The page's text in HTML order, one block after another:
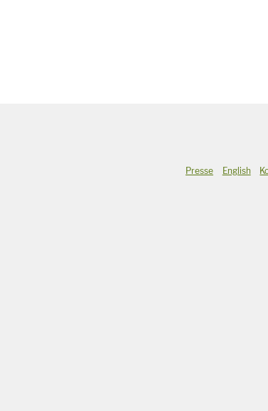
Presse English